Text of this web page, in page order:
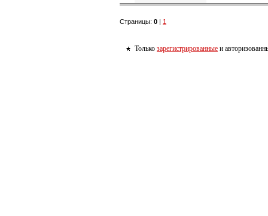
Страницы: 0 | 1
Только зарегистрированные и